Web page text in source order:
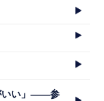
いい」――参